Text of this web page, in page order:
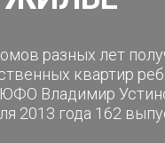
разных лет
квартир
Владимир
2013 года 162